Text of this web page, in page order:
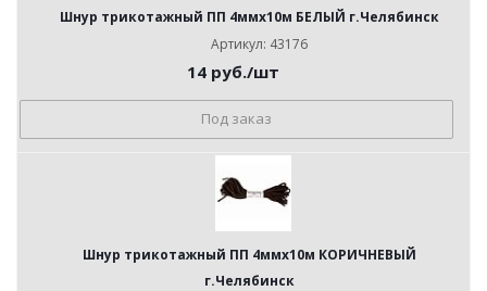
Шнур трикотажный ПП 4ммх10м БЕЛЫЙ г.Челябинск
Артикул: 43176
14руб./шт
Под заказ
Шнур трикотажный ПП 4ммх10м КОРИЧНЕВЫЙ
г.Челябинск